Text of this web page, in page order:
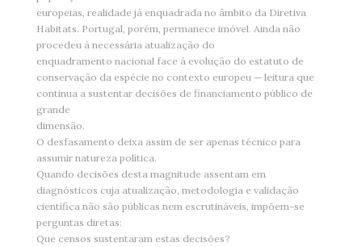
europeias, realidade já enquadrada no âmbito da Diretiva
Habitats. Portugal, porém, permanece imóvel. Ainda não
procedeu à necessária atualização do
enquadramento nacional face à evolução do estatuto de
conservação da espécie no contexto europeu — leitura que
continua a sustentar decisões de financiamento público de
grande
dimensão.
O desfasamento deixa assim de ser apenas técnico para
assumir natureza política.
Quando decisões desta magnitude assentam em
diagnósticos cuja atualização, metodologia e validação
científica não são públicas nem escrutináveis, impõem-se
perguntas diretas:
Que censos sustentaram estas decisões?